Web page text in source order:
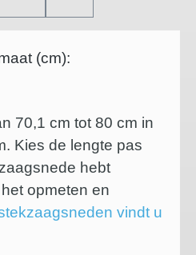
(cm):
70,1 cm tot 80 cm in
Kies de lengte pas
hebt
opmeten en
vindt u